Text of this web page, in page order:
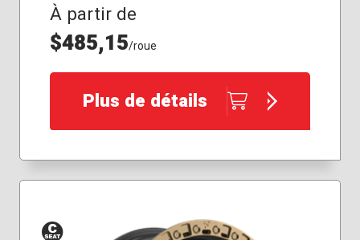
À partir de
$485,15/roue
Plus de détails